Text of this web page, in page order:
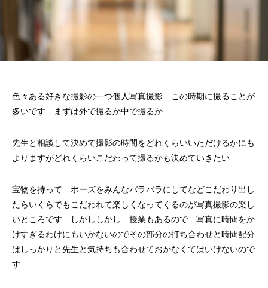
色々ある好きな撮影の一つ個人写真撮影 この時期に撮ることが
多いです まずは外で撮るか中で撮るか
先生と相談して決めて撮影の時間をどれくらいいただけるかにも
よりますがどれくらいこだわって撮るかも決めていきたい
宝物を持って ポーズをみんなバラバラにしてなどこだわり出し
たらいくらでもこだわれて楽しくなってくるのが写真撮影の楽し
いところです しかししかし 授業もあるので 写真に時間をか
けすぎるわけにもいかないのでその部分の打ち合わせと時間配分
はしっかりと先生と気持ちも合わせておかなくてはいけないので
す